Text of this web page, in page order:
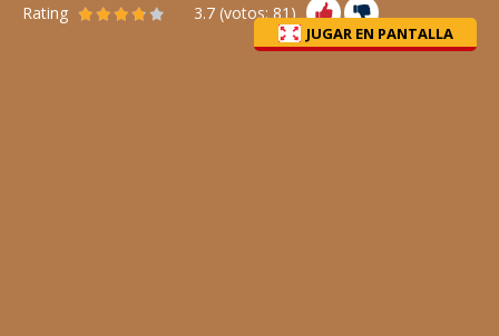
Rating 3.7 (votos:81)
JUGAR EN PANTALLA